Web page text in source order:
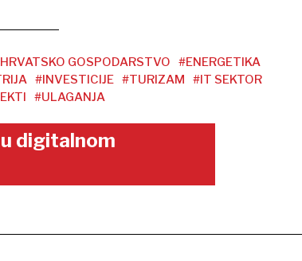
GOSPODARSTVO
#ENERGETIKA
#INVESTICIJE #TURIZAM
#IT SEKTOR
#ULAGANJA
digitalnom